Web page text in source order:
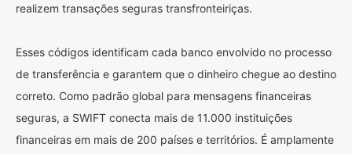
realizem transações seguras transfronteiriças.
Esses códigos identificam cada banco envolvido no processo
de transferência e garantem que o dinheiro chegue ao destino
correto. Como padrão global para mensagens financeiras
seguras, a SWIFT conecta mais de 11.000 instituições
financeiras em mais de 200 países e territórios. É amplamente